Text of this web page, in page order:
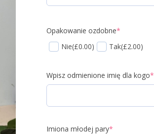
Opakowanie ozdobne*
Nie(£0.00) Tak(£2.00)
Wpisz odmienione imię dla kogo*
Imiona młodej pary*